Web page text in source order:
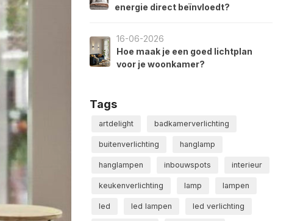
energie direct beïnvloedt?
16-06-2026
Hoe maak je een goed lichtplan
voor je woonkamer?
Tags
artdelight badkamerverlichting
buitenverlichting hanglamp
hanglampen inbouwspots interieur
keukenverlichting lamp lampen
led led lampen led verlichting